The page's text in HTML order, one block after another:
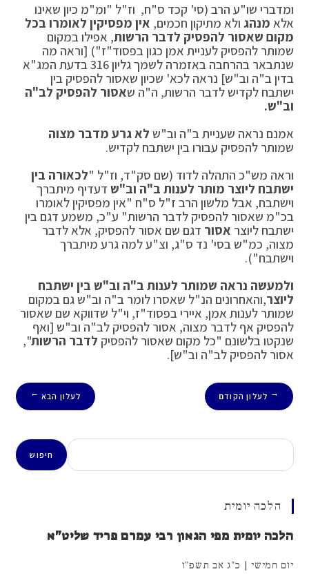
ומדברי שו"ע הרב (סי' קכד ס"ח, וז"ל "ומ"מ כיון שאינו
אלא מנהג ולא מתיקון חכמים, אין מפסיקין לאומרו בכל
מקום שאסור להפסיק לדבר הרשות, אפילו במקום
שמותר להפסיק לעניית אמן כגון בפסוד"ז") [וראה מה
שנתבאר בהרחבה באזמרה לשמך גליון 316 בדעת המג"א
בדין ב"ה וב"ש] נראה לכא' שכיון שאסור להפסיק בין
ישתבח לקדיש לדבר הרשות, ה"ה שאסור להפסיק לב"ה
וב"ש.
אמנם נראה שעניית ב"ה וב"ש לא גרע מדבר מצוה
שמותר להפסיק עבורו בין ישתבח לקדיש.
וראה מש"כ התהלה לדוד (שם סק"ד, וז"ל "לכאורה בין
ישתבח ליוצר מותר לענות ב"ה וב"ש דעדיף מיתברך
וישתבח, אבל מלשון הרב ז"ל ס"ח "אין מפסיקין לאומרו
בכ"מ שאסור להפסיק לדבר הרשות" ע"כ, משמע דגם בין
ישתבח ליוצר אסור דגם שם אסור להפסיק, אלא לדבר
מצוה, כמ"ש בסי' נד ס"ג, וצ"ע למה גרע מיתברך
וישתבח").
ולמעשה נראה שמותר לענות ב"ה וב"ש בין ישתבח
ליוצר,והאחרונים הנ"ל שאסרו לומר ב"ה וב"ש גם במקום
שמותר לענות אמן, איירי בפסוד"ז, וי"ל שדווקא שם שאסור
להפסיק אף לדבר מצוה, אסור להפסיק לב"ה וב"ש [ואף
שנקטו בלשונם "כל מקום שאסור להפסיק לדבר הרשות",
אסור להפסיק לב"ה וב"ש].
← לעלון הקודם לעלון הבא →
חיפוש
חיפוש
הלכה יומית
הלכה יומית מפי הגאון רבי עמרם פריד שליט"א
יום חמישי | כ"ג אב תשפ"ו